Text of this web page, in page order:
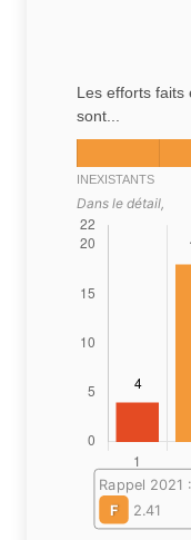
Les efforts faits
sont...
INEXISTANTS
Dans le détail,
Rappel 2021 :
F
2.41